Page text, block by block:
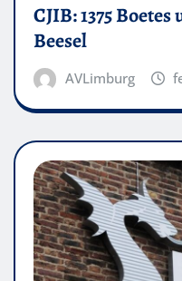
CJIB: 1375
Beesel
AVLimburg